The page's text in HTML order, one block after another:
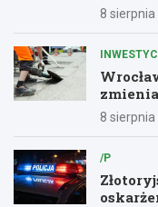
8 sierpnia
8 sierpnia
/P